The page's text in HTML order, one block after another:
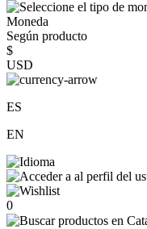
Moneda
Según producto
$
USD
ES
EN
0